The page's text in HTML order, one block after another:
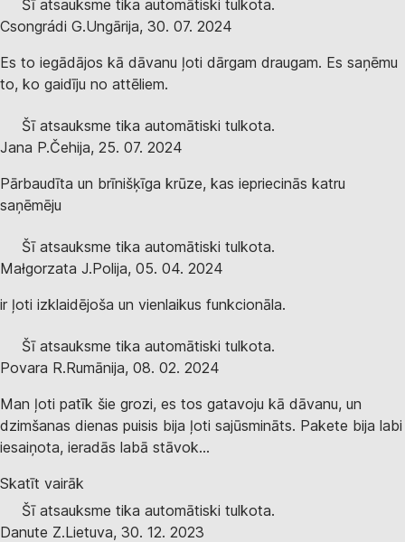
Šī atsauksme tika automātiski tulkota.
Csongrádi G.Ungārija, 30. 07. 2024
Es to iegādājos kā dāvanu ļoti dārgam draugam. Es saņēmu
to, ko gaidīju no attēliem.
Šī atsauksme tika automātiski tulkota.
Jana P.Čehija, 25. 07. 2024
Pārbaudīta un brīnišķīga krūze, kas iepriecinās katru
saņēmēju
Šī atsauksme tika automātiski tulkota.
Małgorzata J.Polija, 05. 04. 2024
ir ļoti izklaidējoša un vienlaikus funkcionāla.
Šī atsauksme tika automātiski tulkota.
Povara R.Rumānija, 08. 02. 2024
Man ļoti patīk šie grozi, es tos gatavoju kā dāvanu, un
dzimšanas dienas puisis bija ļoti sajūsmināts. Pakete bija labi
iesaiņota, ieradās labā stāvok...
Skatīt vairāk
Šī atsauksme tika automātiski tulkota.
Danute Z.Lietuva, 30. 12. 2023